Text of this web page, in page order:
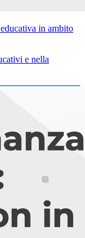
in ambito
e nella